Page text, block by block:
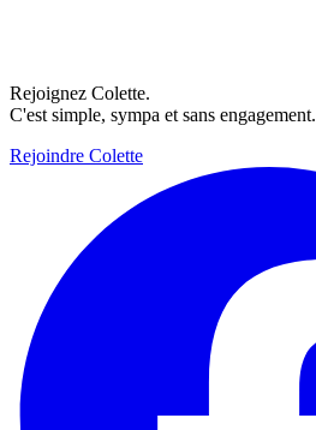
Rejoignez Colette.
C'est simple, sympa et sans engagement.
Rejoindre Colette